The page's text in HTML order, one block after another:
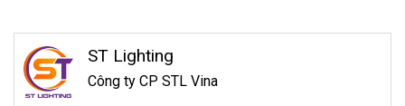
ST Lighting
Công ty CP STL Vina